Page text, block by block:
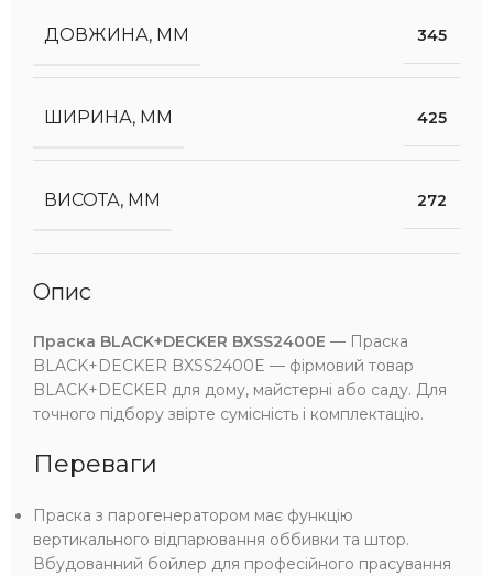
ДОВЖИНА, ММ 345
ШИРИНА, ММ 425
ВИСОТА, ММ 272
Опис
Праска BLACK+DECKER BXSS2400E — Праска
BLACK+DECKER BXSS2400E — фірмовий товар
BLACK+DECKER для дому, майстерні або саду. Для
точного підбору звірте сумісність і комплектацію.
Переваги
Праска з парогенератором має функцію
вертикального відпарювання оббивки та штор.
Вбудованний бойлер для професійного прасування